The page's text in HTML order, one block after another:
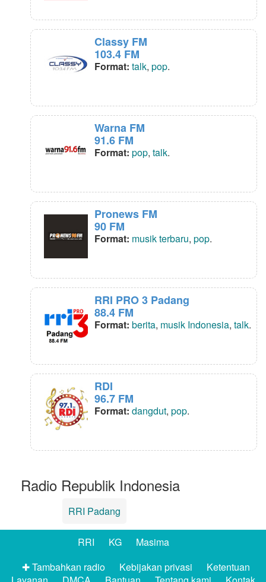
Classy FM
103.4 FM
Format: talk, pop.
Warna FM
91.6 FM
Format: pop, talk.
Pronews FM
90 FM
Format: musik terbaru, pop.
RRI PRO 3 Padang
88.4 FM
Format: berita, musik Indonesia, talk.
RDI
96.7 FM
Format: dangdut, pop.
Radio Republik Indonesia
RRI Padang
RRI KG
Masima
✚ Tambahkan radio
Kebijakan privasi
Ketentuan